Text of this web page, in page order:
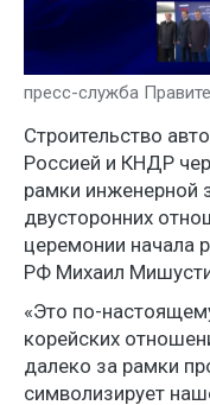
пресс-служба
Строительство
Россией и КНДР
рамки инженерной
двусторонних
церемонии начала
РФ Михаил
«Это по-
корейских
далеко за рамки
символизирует